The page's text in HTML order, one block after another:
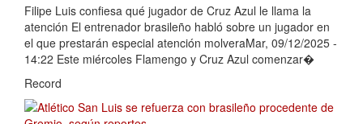
Filipe Luis confiesa qué jugador de Cruz Azul le llama la
atención El entrenador brasileño habló sobre un jugador en
el que prestarán especial atención molveraMar, 09/12/2025 -
14:22 Este miércoles Flamengo y Cruz Azul comenzar�
Record